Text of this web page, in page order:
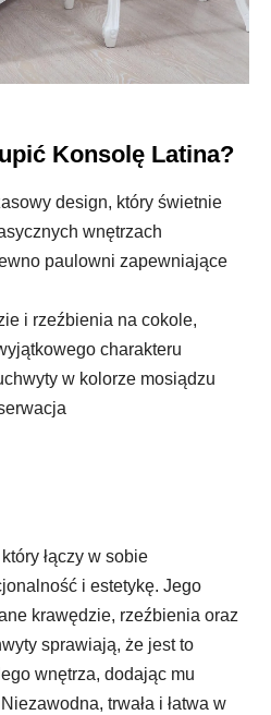
Konsolę Latina?
design, który świetnie
wnętrzach
paulowni zapewniające
i rzeźbienia na cokole,
charakteru
w kolorze mosiądzu
łączy w sobie
i estetykę. Jego
krawędzie, rzeźbienia oraz
sprawiają, że jest to
wnętrza, dodając mu
trwała i łatwa w